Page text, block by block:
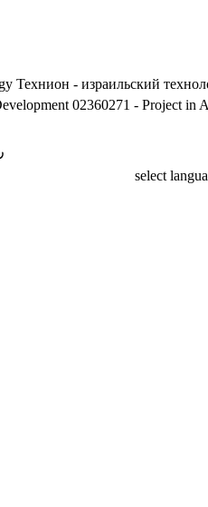
Технион - израильский
Development 02360271 - Project in
select